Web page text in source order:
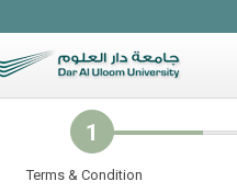
Terms & Condition